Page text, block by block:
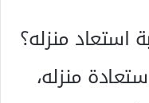
استعاد منزله؟
منزله،